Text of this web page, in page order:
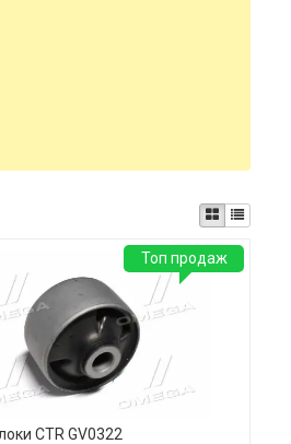
CTR GV0322
Топ продаж